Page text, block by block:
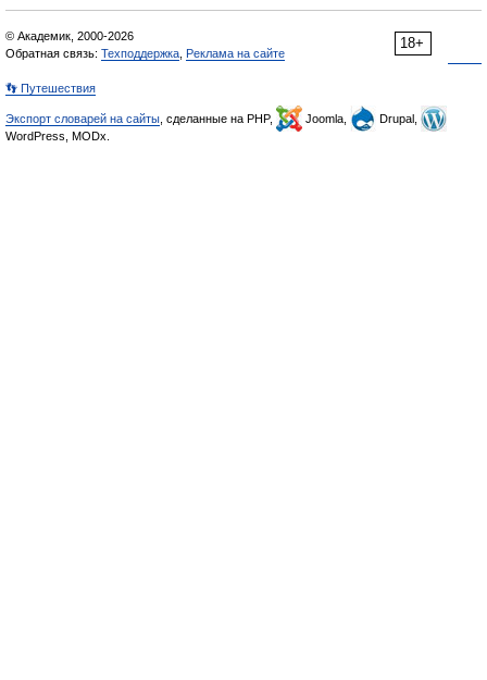
18+
© Академик, 2000-2026
Обратная связь: Техподдержка Реклама на сайте
👣 Путешествия
Экспорт словарей на сайты , сделанные на PHP, Joomla,
Drupal,
WordPress, MODx.